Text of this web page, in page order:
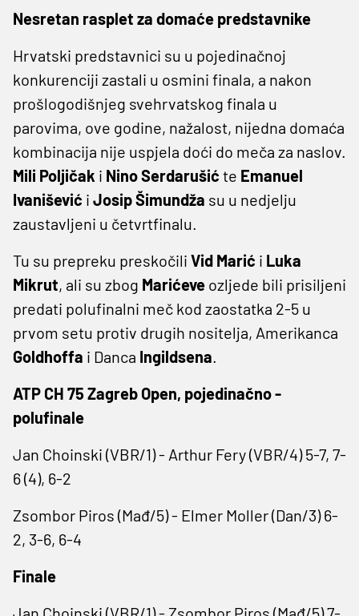
Nesretan rasplet za domaće predstavnike
Hrvatski predstavnici su u pojedinačnoj
konkurenciji zastali u osmini finala, a nakon
prošlogodišnjeg svehrvatskog finala u
parovima, ove godine, nažalost, nijedna domaća
kombinacija nije uspjela doći do meča za naslov.
Mili Poljičak i Nino Serdarušić te Emanuel
Ivanišević i Josip Šimundža su u nedjelju
zaustavljeni u četvrtfinalu.
Tu su prepreku preskočili Vid Marić i Luka
Mikrut, ali su zbog Marićeve ozljede bili prisiljeni
predati polufinalni meč kod zaostatka 2-5 u
prvom setu protiv drugih nositelja, Amerikanca
Goldhoffa i Danca Ingildsena.
ATP CH 75 Zagreb Open, pojedinačno -
polufinale
Jan Choinski (VBR/1) - Arthur Fery (VBR/4) 5-7, 7-
6 (4), 6-2
Zsombor Piros (Mađ/5) - Elmer Moller (Dan/3) 6-
2, 3-6, 6-4
Finale